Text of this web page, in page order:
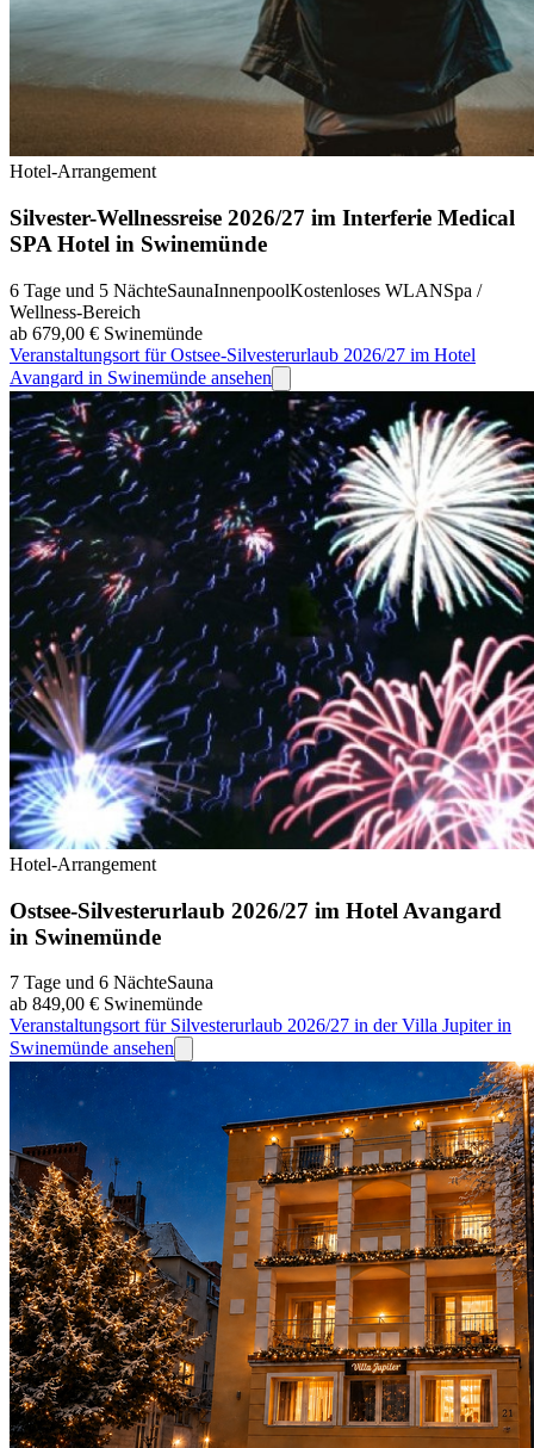
Hotel-Arrangement
Silvester-Wellnessreise 2026/27 im Interferie Medical
SPA Hotel in Swinemünde
6 Tage und 5 NächteSaunaInnenpoolKostenloses WLANSpa /
Wellness-Bereich
ab 679,00 € Swinemünde
Veranstaltungsort für Ostsee-Silvesterurlaub 2026/27 im Hotel
Avangard in Swinemünde ansehen
Hotel-Arrangement
Ostsee-Silvesterurlaub 2026/27 im Hotel Avangard
in Swinemünde
7 Tage und 6 NächteSauna
ab 849,00 € Swinemünde
Veranstaltungsort für Silvesterurlaub 2026/27 in der Villa Jupiter in
Swinemünde ansehen